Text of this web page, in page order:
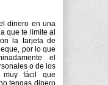
dinero en una
que te limite al
la tarjeta de
por lo que
el
o de los
fácil que
tengas dinero